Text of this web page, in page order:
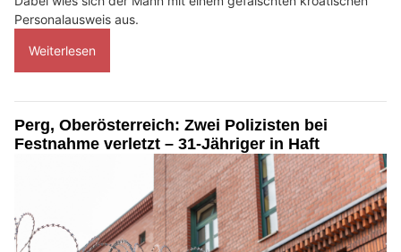
Personalausweis aus.
Weiterlesen
Perg, Oberösterreich: Zwei Polizisten bei
Festnahme verletzt – 31-Jähriger in Haft